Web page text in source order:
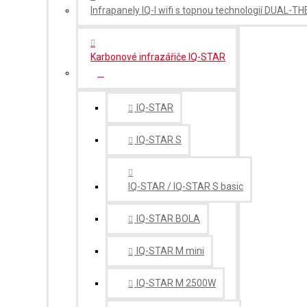
Infrapanely IQ-I wifi s topnou technologií DUAL-
Karbonové infrazářiče IQ-STAR
IQ-STAR
IQ-STAR S
IQ-STAR / IQ-STAR S basic
IQ-STAR BOLA
IQ-STAR M mini
IQ-STAR M 2500W